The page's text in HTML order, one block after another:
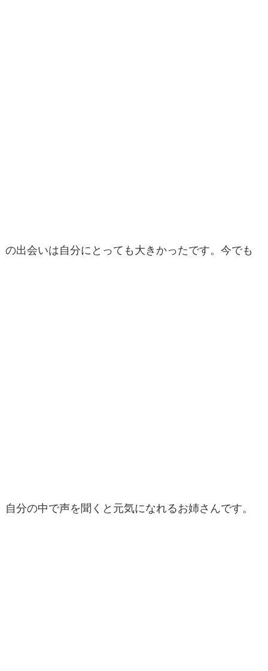
の出会いは自分にとっても大きかったです。今でも
自分の中で声を聞くと元気になれるお姉さんです。